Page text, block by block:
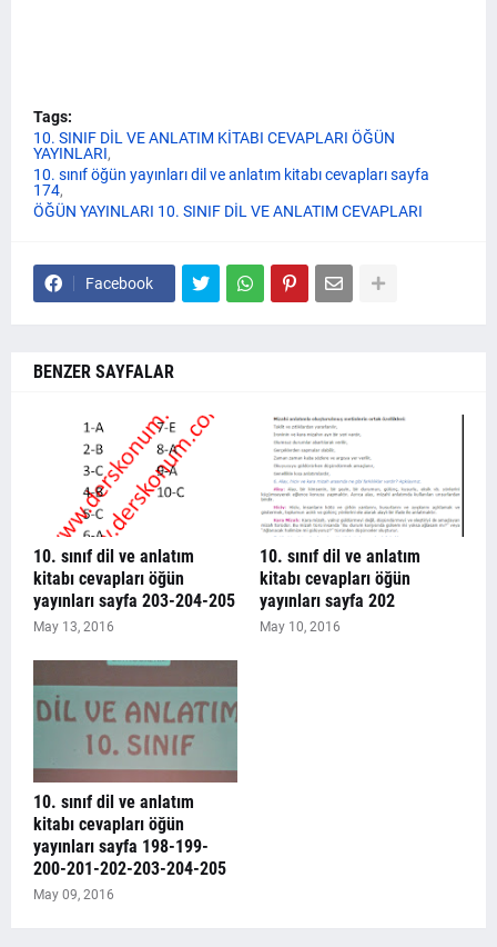
Tags:
10. SINIF DİL VE ANLATIM KİTABI CEVAPLARI ÖĞÜN
YAYINLARI
10. sınıf öğün yayınları dil ve anlatım kitabı cevapları sayfa
174
ÖĞÜN YAYINLARI 10. SINIF DİL VE ANLATIM CEVAPLARI
Facebook
BENZER SAYFALAR
10. sınıf dil ve anlatım
kitabı cevapları öğün
yayınları sayfa 203-204-205
May 13, 2016
10. sınıf dil ve anlatım
kitabı cevapları öğün
yayınları sayfa 202
May 10, 2016
10. sınıf dil ve anlatım
kitabı cevapları öğün
yayınları sayfa 198-199-
200-201-202-203-204-205
May 09, 2016